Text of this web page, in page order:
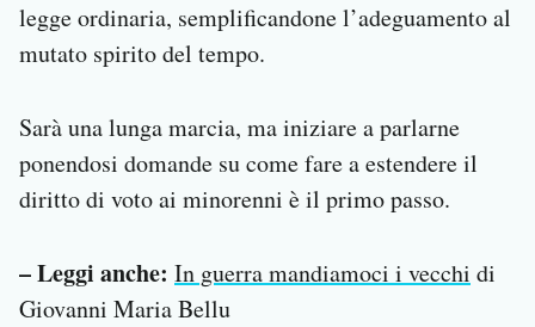
legge ordinaria, semplificandone l’adeguamento al
mutato spirito del tempo.
Sarà una lunga marcia, ma iniziare a parlarne
ponendosi domande su come fare a estendere il
diritto di voto ai minorenni è il primo passo.
– Leggi anche: In guerra mandiamoci i vecchi di
Giovanni Maria Bellu